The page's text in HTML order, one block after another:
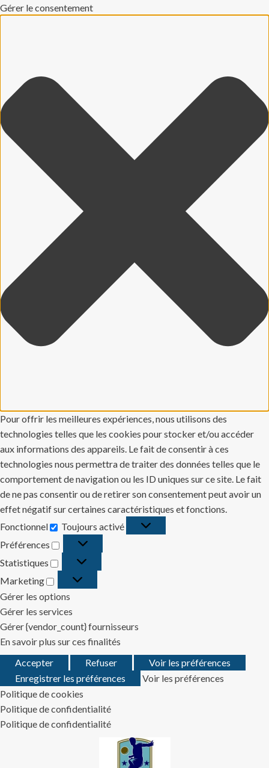
Gérer le consentement
Pour offrir les meilleures expériences, nous utilisons des
technologies telles que les cookies pour stocker et/ou accéder
aux informations des appareils. Le fait de consentir à ces
technologies nous permettra de traiter des données telles que le
comportement de navigation ou les ID uniques sur ce site. Le fait
de ne pas consentir ou de retirer son consentement peut avoir un
effet négatif sur certaines caractéristiques et fonctions.
Fonctionnel
Fonctionnel
Toujours activé
Préférences
Préférences
Statistiques
Statistiques
Marketing
Marketing
Gérer les options
Gérer les services
Gérer {vendor_count} fournisseurs
En savoir plus sur ces finalités
Accepter
Refuser
Voir les préférences
Enregistrer les préférences
Voir les préférences
Politique de cookies
Politique de confidentialité
Politique de confidentialité